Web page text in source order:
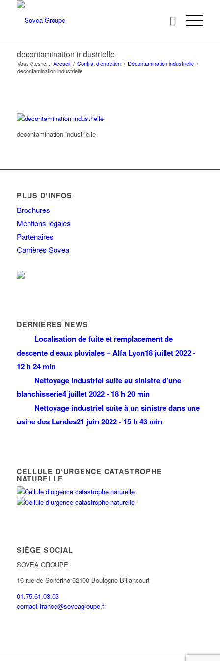
decontamination industrielle
Vous êtes ici : Accueil / Contrat d’entretien / Décontamination industrielle /
decontamination industrielle
decontamination industrielle
PLUS D’INFOS
Brochures
Mentions légales
Partenaires
Carrières Sovea
DERNIÈRES NEWS
Localisation de fuite et remplacement de
descente d’eaux pluviales – Alfa Lyon18 juillet 2022 -
12 h 24 min
Nettoyage industriel suite au sinistre d’une
blanchisserie4 juillet 2022 - 18 h 20 min
Nettoyage industriel suite à un sinistre dans une
usine des Landes21 juin 2022 - 15 h 43 min
CELLULE D’URGENCE CATASTROPHE
NATURELLE
SIÈGE SOCIAL
SOVEA GROUPE
16 rue de Solférino 92100 Boulogne-Billancourt
01.75.61.03.03
contact-france@soveagroupe.fr